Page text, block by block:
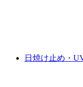
日焼け止め・